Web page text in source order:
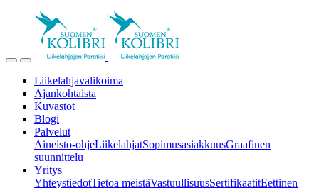
Liikelahjavalikoima
Ajankohtaista
Kuvastot
Blogi
Palvelut
Aineisto-ohjeLiikelahjatSopimusasiakkuusGraafinen
suunnittelu
Yritys
YhteystiedotTietoa meistäVastuullisuusSertifikaatitEettinen